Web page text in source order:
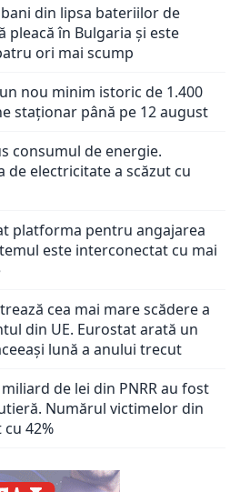
din lipsa bateriilor de
pleacă în Bulgaria și este
ori mai scump
nou minim istoric de 1.400
staționar până pe 12 august
consumul de energie.
de electricitate a scăzut cu
platforma pentru angajarea
este interconectat cu mai
cea mai mare scădere a
din UE. Eurostat arată un
lună a anului trecut
miliard de lei din PNRR au fost
Numărul victimelor din
42%